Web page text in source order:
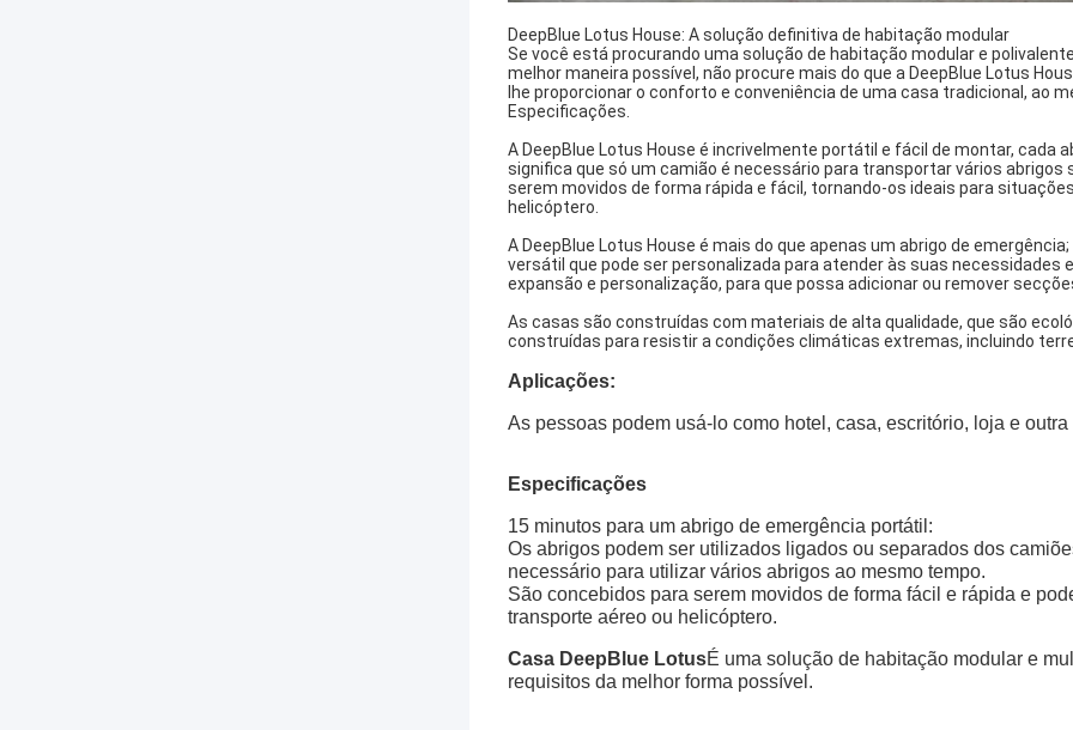
DeepBlue Lotus House: A solução definitiva de habitação modular
Se você está procurando uma solução de habitação modular e
melhor maneira possível, não procure mais do que a DeepBlue Lotus
lhe proporcionar o conforto e conveniência de uma casa tradicional, ao
Especificações.
A DeepBlue Lotus House é incrivelmente portátil e fácil de montar, cada
significa que só um camião é necessário para transportar vários
serem movidos de forma rápida e fácil, tornando-os ideais para
helicóptero.
A DeepBlue Lotus House é mais do que apenas um abrigo de
versátil que pode ser personalizada para atender às suas
expansão e personalização, para que possa adicionar ou remover
As casas são construídas com materiais de alta qualidade, que são
construídas para resistir a condições climáticas extremas, incluindo
Aplicações:
As pessoas podem usá-lo como hotel, casa, escritório, loja e
Especificações
15 minutos para um abrigo de emergência portátil:
Os abrigos podem ser utilizados ligados ou separados dos
necessário para utilizar vários abrigos ao mesmo tempo.
São concebidos para serem movidos de forma fácil e rápida e
transporte aéreo ou helicóptero.
Casa DeepBlue LotusÉ uma solução de habitação modular e
requisitos da melhor forma possível.